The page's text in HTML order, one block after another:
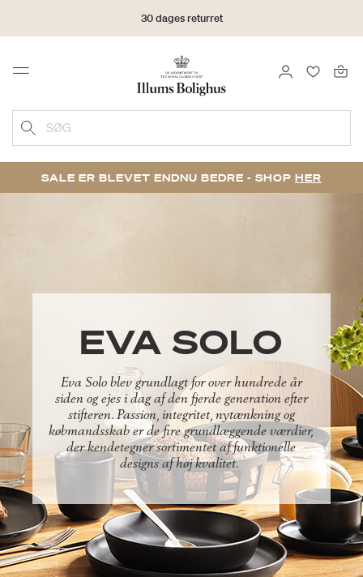
30 dages returret
Menu LOG IND
SØG
SALE ER BLEVET ENDNU BEDRE - SHOP HER
EVA SOLO
Eva Solo blev grundlagt for over hundrede år
siden og ejes i dag af den fjerde generation efter
stifteren. Passion, integritet, nytænkning og
købmandsskab er de fire grundlæggende værdier,
der kendetegner sortimentet af funktionelle
designs af høj kvalitet.